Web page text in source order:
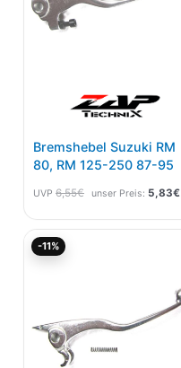
Bremshebel Suzuki RM
80, RM 125-250 87-95
UVP 6,55€ unser Preis: 5,83€
-11%